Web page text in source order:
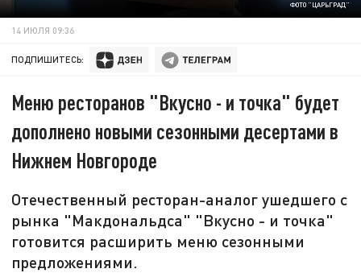
ФОТО "ЦАРЬГРАД"
14 ИЮЛЯ 09:36
ПОДПИШИТЕСЬ:
Меню ресторанов "Вкусно - и точка" будет
дополнено новыми сезонными десертами в
Нижнем Новгороде
Отечественный ресторан-аналог ушедшего с
рынка "Макдональдса" "Вкусно - и точка"
готовится расширить меню сезонными
предложениями.